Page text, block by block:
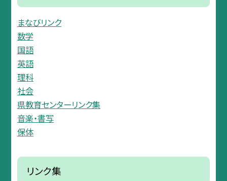
まなびリンク
数学
国語
英語
理科
社会
県教育センターリンク集
音楽・書写
保体
リンク集